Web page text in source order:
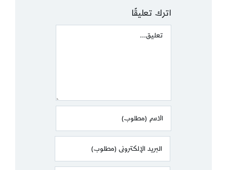
اترك تعليقًا
Comment